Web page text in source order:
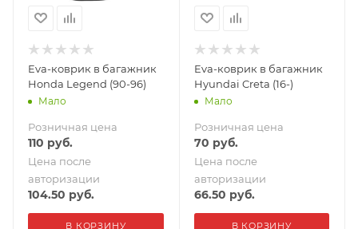
Eva-коврик в багажник
Honda Legend (90-96)
Мало
Розничная цена
110 руб.
Цена после
авторизации
104.50 руб.
В КОРЗИНУ
Eva-коврик в багажник
Hyundai Creta (16-)
Мало
Розничная цена
70 руб.
Цена после
авторизации
66.50 руб.
В КОРЗИНУ